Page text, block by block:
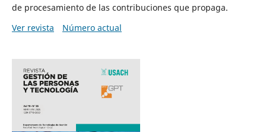
de procesamiento de las contribuciones que propaga.
Ver revista
Número actual